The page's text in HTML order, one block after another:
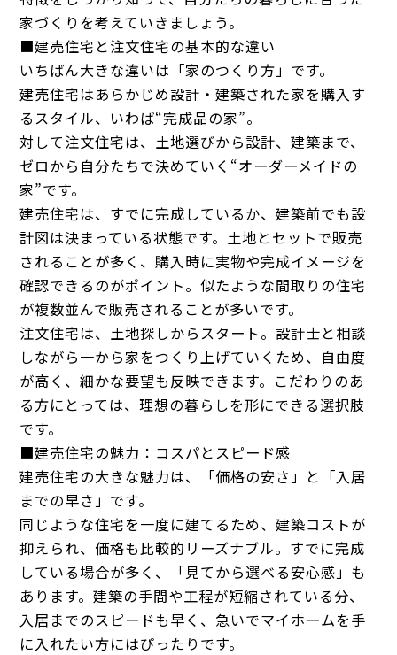
家づくりを考えていきましょう。
■建売住宅と注文住宅の基本的な違い
いちばん大きな違いは「家のつくり方」です。
建売住宅はあらかじめ設計・建築された家を購入す
るスタイル、いわば“完成品の家”。
対して注文住宅は、土地選びから設計、建築まで、
ゼロから自分たちで決めていく“オーダーメイドの
家”です。
建売住宅は、すでに完成しているか、建築前でも設
計図は決まっている状態です。土地とセットで販売
されることが多く、購入時に実物や完成イメージを
確認できるのがポイント。似たような間取りの住宅
が複数並んで販売されることが多いです。
注文住宅は、土地探しからスタート。設計士と相談
しながら一から家をつくり上げていくため、自由度
が高く、細かな要望も反映できます。こだわりのあ
る方にとっては、理想の暮らしを形にできる選択肢
です。
■建売住宅の魅力：コスパとスピード感
建売住宅の大きな魅力は、「価格の安さ」と「入居
までの早さ」です。
同じような住宅を一度に建てるため、建築コストが
抑えられ、価格も比較的リーズナブル。すでに完成
している場合が多く、「見てから選べる安心感」も
あります。建築の手間や工程が短縮されている分、
入居までのスピードも早く、急いでマイホームを手
に入れたい方にはぴったりです。